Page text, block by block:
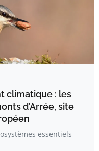
climatique : les
d’Arrée, site
essentiels